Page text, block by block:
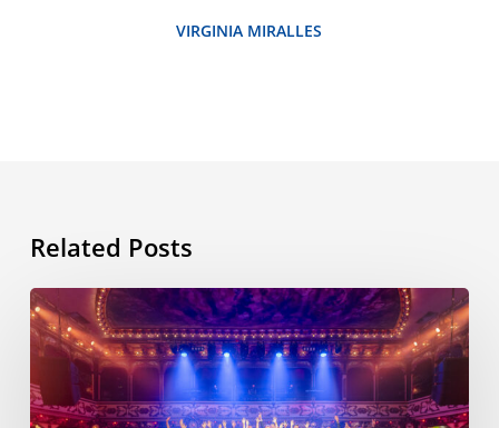
VIRGINIA MIRALLES
Related Posts
ESL
International
Workshop,
11th
edition,